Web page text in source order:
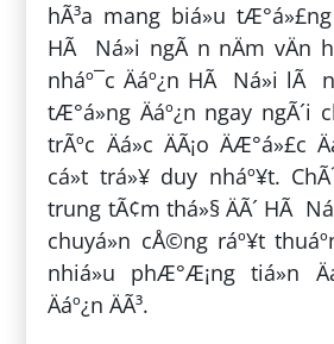
hÃ³a mang biá»u tÆ°á»£ng
HÃ Ná»i ngÃ n nÄm vÄn
nháº¯c Äáº¿n HÃ Ná»i lÃ
tÆ°á»ng Äáº¿n ngay ngÃ´i
trÃºc Äá»c ÄÃ¡o ÄÆ°á»£c
cá»t trá»¥ duy nháº¥t.
trung tÃ¢m thá»§ ÄÃ´ HÃ
chuyá»n cÅ©ng ráº¥t
nhiá»u phÆ°Æ¡ng tiá»n
Äáº¿n ÄÃ³.